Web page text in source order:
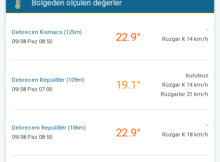
Bölgeden ölçülen değerler
Debrecen Kismacs (125m)
09/08 Paz 08:50
22.9°
-
Rüzgar K 14 km/h
Debrecen Repülőtér (109m)
09/08 Paz 07:00
19.1°
bulutsuz
Rüzgar K 14 km/h
Rüzgarlar 21 km/h
Debreceni Repülőtér (106m)
09/08 Paz 08:50
22.9°
-
Rüzgar K 18 km/h